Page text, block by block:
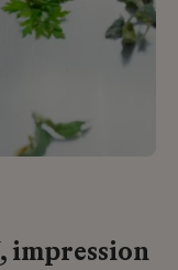
, impression